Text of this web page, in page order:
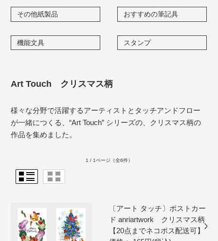
その他紙製品 おすすめの筆記具
機能文具 スタンプ
Art Touch クリスマス柄
様々な分野で活躍するアーティストとタッチアンドフロー
が一緒につくる、“Art Touch” シリーズの、クリスマス柄の
作品を集めました。
1 / 1ページ （全6件）
〔アート タッチ〕ポストカー
ド anriartwork クリスマス柄
【20点までネコポス配送可】